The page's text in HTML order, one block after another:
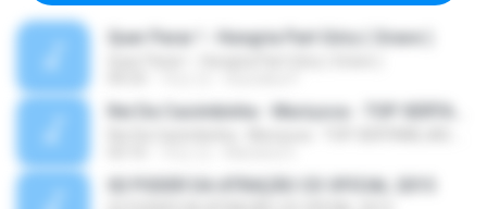
Quer Parar ! - Hungria Part Góry ( Grave )